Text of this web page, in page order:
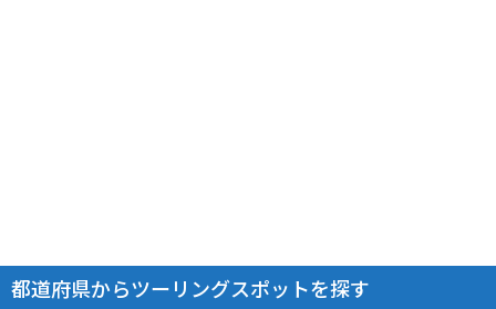
都道府県からツーリングスポットを探す